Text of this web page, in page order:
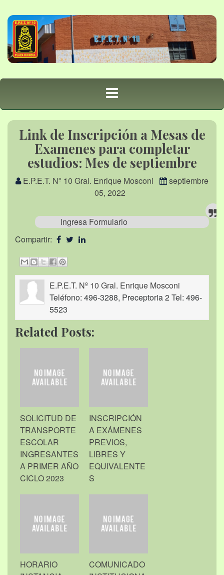
Link de Inscripción a Mesas de
Examenes para completar
estudios: Mes de septiembre
E.P.E.T. Nº 10 Gral. Enrique Mosconi
septiembre
05, 2022
Ingresa Formulario
Compartir:
E.P.E.T. Nº 10 Gral. Enrique Mosconi
Teléfono: 496-3288, Preceptoria 2 Tel: 496-
5523
Related Posts:
SOLICITUD DE
TRANSPORTE
ESCOLAR
INGRESANTES
A PRIMER AÑO
CICLO 2023
INSCRIPCIÓN
A EXÁMENES
PREVIOS,
LIBRES Y
EQUIVALENTE
S
HORARIO
COMUNICADO